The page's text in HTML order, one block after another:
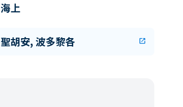
海上
聖胡安, 波多黎各 open_in_new